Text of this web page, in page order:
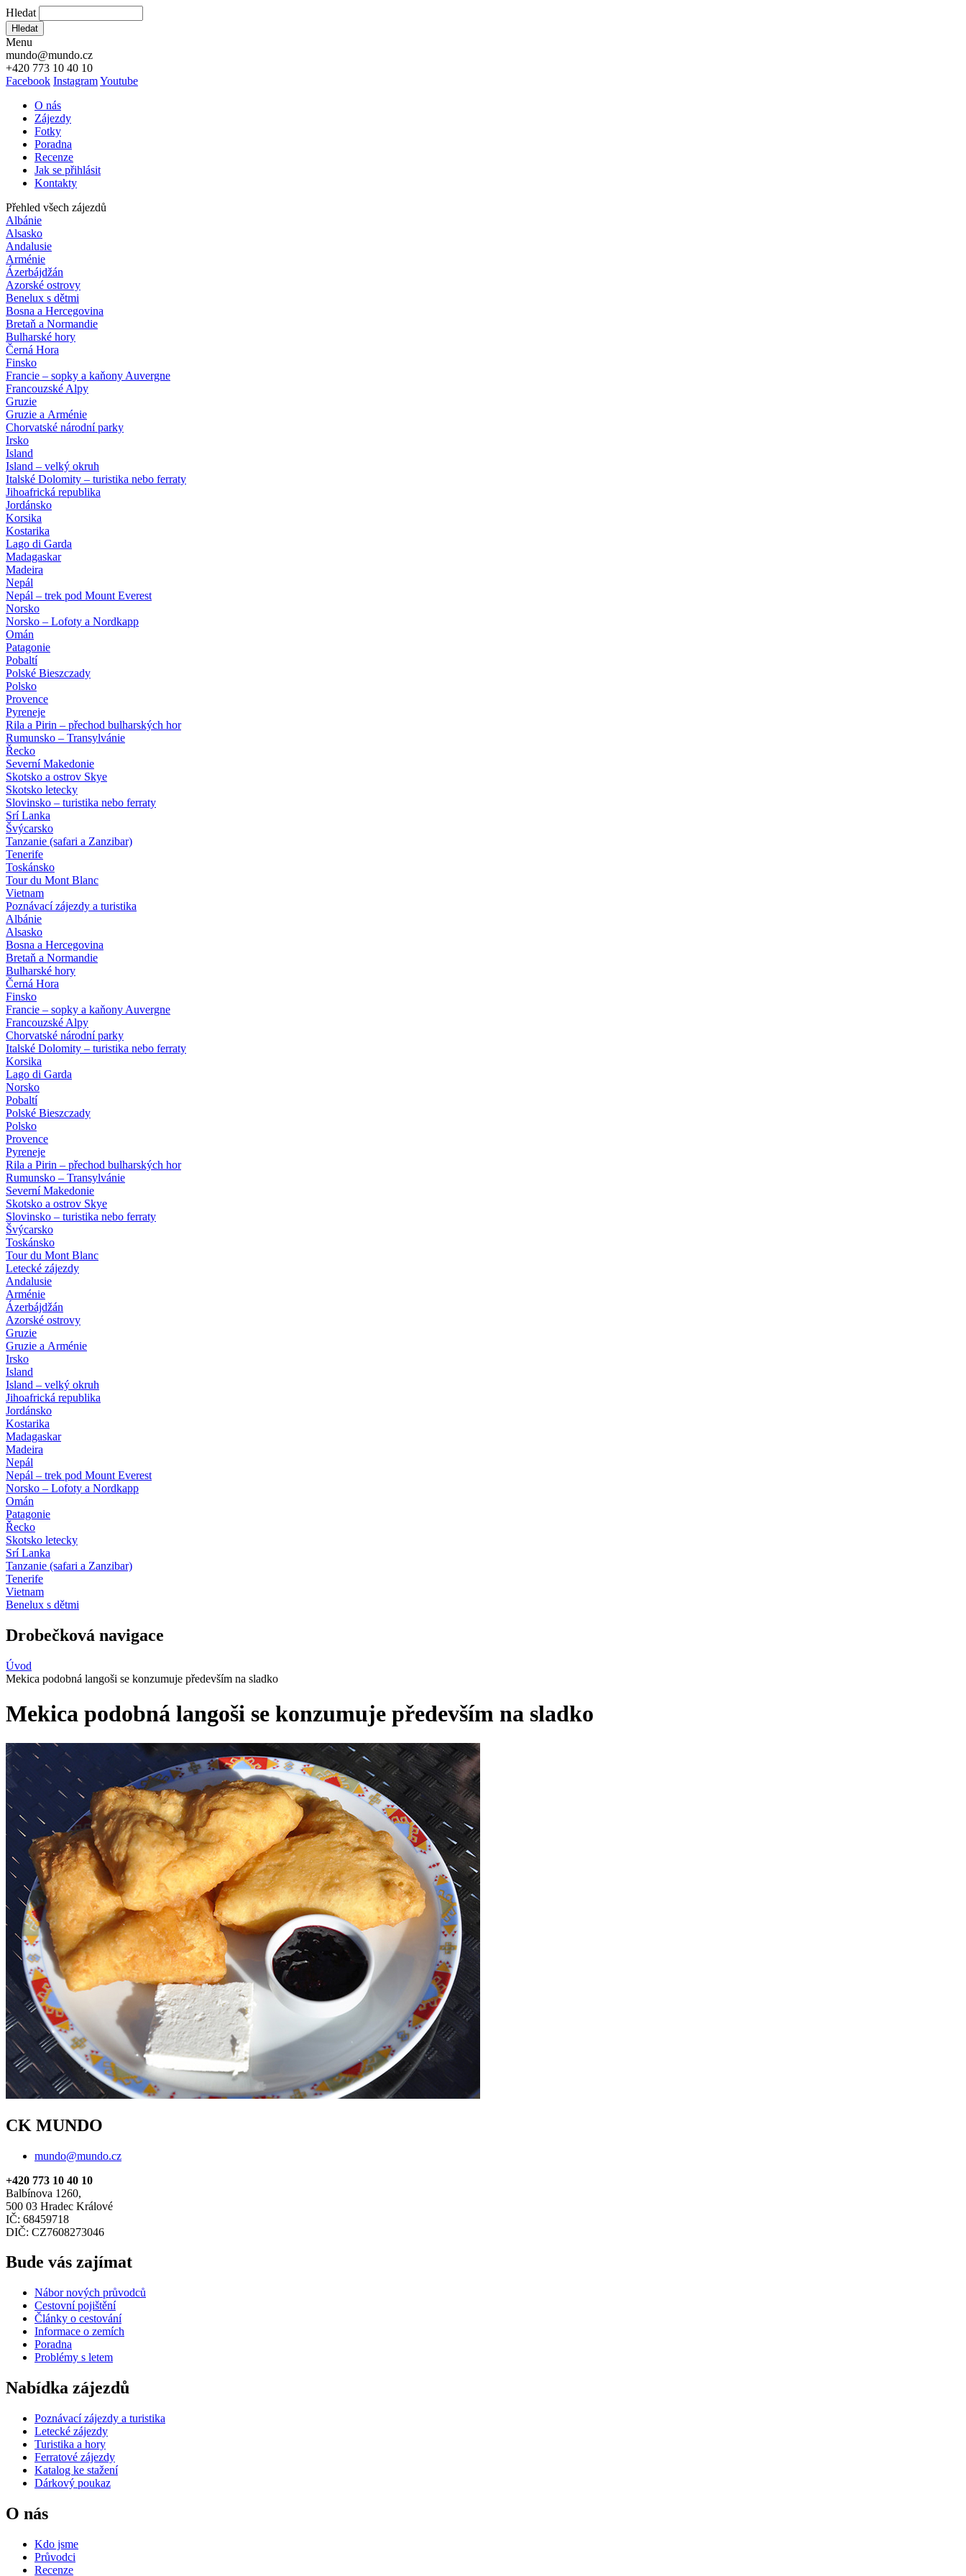
Hledat
Hledat
Menu
mundo@mundo.cz
+420 773 10 40 10
Facebook InstagramYoutube
O nás
Zájezdy
Fotky
Poradna
Recenze
Jak se přihlásit
Kontakty
Přehled všech zájezdů
Albánie
Alsasko
Andalusie
Arménie
Ázerbájdžán
Azorské ostrovy
Benelux s dětmi
Bosna a Hercegovina
Bretaň a Normandie
Bulharské hory
Černá Hora
Finsko
Francie – sopky a kaňony Auvergne
Francouzské Alpy
Gruzie
Gruzie a Arménie
Chorvatské národní parky
Irsko
Island
Island – velký okruh
Italské Dolomity – turistika nebo ferraty
Jihoafrická republika
Jordánsko
Korsika
Kostarika
Lago di Garda
Madagaskar
Madeira
Nepál
Nepál – trek pod Mount Everest
Norsko
Norsko – Lofoty a Nordkapp
Omán
Patagonie
Pobaltí
Polské Bieszczady
Polsko
Provence
Pyreneje
Rila a Pirin – přechod bulharských hor
Rumunsko – Transylvánie
Řecko
Severní Makedonie
Skotsko a ostrov Skye
Skotsko letecky
Slovinsko – turistika nebo ferraty
Srí Lanka
Švýcarsko
Tanzanie (safari a Zanzibar)
Tenerife
Toskánsko
Tour du Mont Blanc
Vietnam
Poznávací zájezdy a turistika
Albánie
Alsasko
Bosna a Hercegovina
Bretaň a Normandie
Bulharské hory
Černá Hora
Finsko
Francie – sopky a kaňony Auvergne
Francouzské Alpy
Chorvatské národní parky
Italské Dolomity – turistika nebo ferraty
Korsika
Lago di Garda
Norsko
Pobaltí
Polské Bieszczady
Polsko
Provence
Pyreneje
Rila a Pirin – přechod bulharských hor
Rumunsko – Transylvánie
Severní Makedonie
Skotsko a ostrov Skye
Slovinsko – turistika nebo ferraty
Švýcarsko
Toskánsko
Tour du Mont Blanc
Letecké zájezdy
Andalusie
Arménie
Ázerbájdžán
Azorské ostrovy
Gruzie
Gruzie a Arménie
Irsko
Island
Island – velký okruh
Jihoafrická republika
Jordánsko
Kostarika
Madagaskar
Madeira
Nepál
Nepál – trek pod Mount Everest
Norsko – Lofoty a Nordkapp
Omán
Patagonie
Řecko
Skotsko letecky
Srí Lanka
Tanzanie (safari a Zanzibar)
Tenerife
Vietnam
Benelux s dětmi
Drobečková navigace
Úvod
Mekica podobná langoši se konzumuje především na sladko
Mekica podobná langoši se konzumuje především na sladko
CK MUNDO
mundo@mundo.cz
+420 773 10 40 10
Balbínova 1260,
500 03 Hradec Králové
IČ: 68459718
DIČ: CZ7608273046
Bude vás zajímat
Nábor nových průvodců
Cestovní pojištění
Články o cestování
Informace o zemích
Poradna
Problémy s letem
Nabídka zájezdů
Poznávací zájezdy a turistika
Letecké zájezdy
Turistika a hory
Ferratové zájezdy
Katalog ke stažení
Dárkový poukaz
O nás
Kdo jsme
Průvodci
Recenze